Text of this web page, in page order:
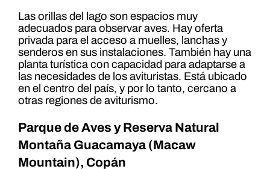
Las orillas del lago son espacios muy
adecuados para observar aves. Hay oferta
privada para el acceso a muelles, lanchas y
senderos en sus instalaciones. También hay una
planta turística con capacidad para adaptarse a
las necesidades de los avituristas. Está ubicado
en el centro del país, y por lo tanto, cercano a
otras regiones de aviturismo.
Parque de Aves y Reserva Natural
Montaña Guacamaya (Macaw
Mountain), Copán